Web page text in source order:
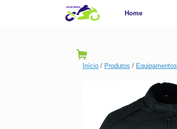
Home
Início / Produtos / Equipamentos